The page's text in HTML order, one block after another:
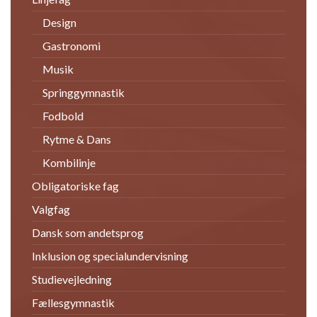
Design
Gastronomi
Musik
Springgymnastik
Fodbold
Rytme & Dans
Kombilinje
Obligatoriske fag
Valgfag
Dansk som andetsprog
Inklusion og specialundervisning
Studievejledning
Fællesgymnastik